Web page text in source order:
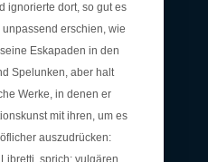
ignorierte dort, so gut es
erschien, wie
Eskapaden in den
Spelunken, aber halt
Werke, in denen er
mit ihren, um es
auszudrücken:
sprich: vulgären